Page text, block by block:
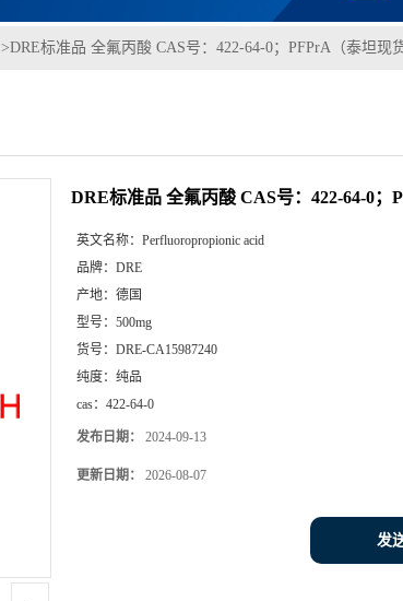
>DRE标准品 全氟丙酸 CAS号：422-64-0；PFPrA（泰坦现
DRE标准品 全氟丙酸 CAS号：422-64-0；
英文名称： Perfluoropropionic acid
品牌： DRE
产地： 德国
型号： 500mg
货号： DRE-CA15987240
纯度： 纯品
cas： 422-64-0
发布日期： 2024-09-13
更新日期： 2026-08-07
发